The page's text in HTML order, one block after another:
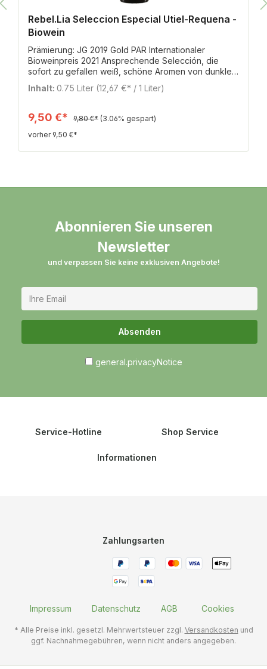
Rebel.Lia Seleccion Especial Utiel-Requena -
Biowein
Prämierung: JG 2019 Gold PAR Internationaler
Bioweinpreis 2021 Ansprechende Selección, die
sofort zu gefallen weiß, schöne Aromen von dunklen
Früchten wie Sauerkirsche und Heidelbeere. Dazu
etwas Mokka und Kräuter. Am Gaumen schöne reife
Frische und Würze gleichermaßen. Dank der
Mischung aus französischem und amerikanischem
Holz stilistisch eindeutig spanische DNA.
Inhalt: 0.75 Liter (12,67 €* / 1 Liter)
9,50 €* 9,80 €* (3.06% gespart)
vorher 9,50 €*
Abonnieren Sie unseren
Newsletter
und verpassen Sie keine exklusiven Angebote!
Absenden
general.privacyNotice
Service-Hotline Shop Service
Informationen
Zahlungsarten
Impressum Datenschutz AGB Cookies
* Alle Preise inkl. gesetzl. Mehrwertsteuer zzgl. Versandkosten und
ggf. Nachnahmegebühren, wenn nicht anders angegeben.